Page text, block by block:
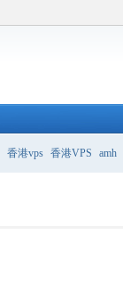
香港vps 香港VPS amh